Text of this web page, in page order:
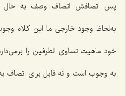
پس اتصافش اتصاف وصف به حال
به‌لحاظ وجود خارجی ما این کلاه
خود ماهیت تساوی الطرفین را
به وجوب است و نه قابل برای اتصاف